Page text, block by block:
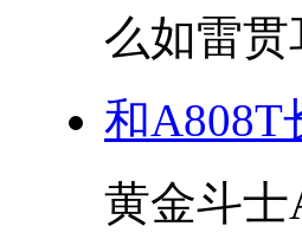
么如雷贯
和A808T
黄金斗